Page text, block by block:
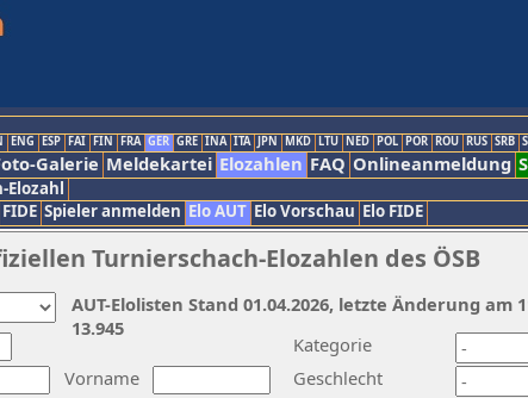
ENG ESP FAI FIN FRA GER GRE INA ITA JPN MKD LTU NED POL POR ROU RUS SRB
Galerie Meldekartei Elozahlen FAQ Onlineanmeldung
Elozahl
FIDE Spieler anmelden Elo AUT Elo Vorschau Elo FIDE
Turnierschach-Elozahlen des ÖSB
Vorname
Kategorie
Geschlecht
AUT-Elolisten Stand 01.04.2026, letzte Änderung am
13.945